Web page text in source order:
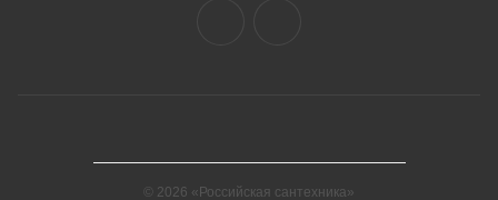
© 2026 «Российская сантехника»